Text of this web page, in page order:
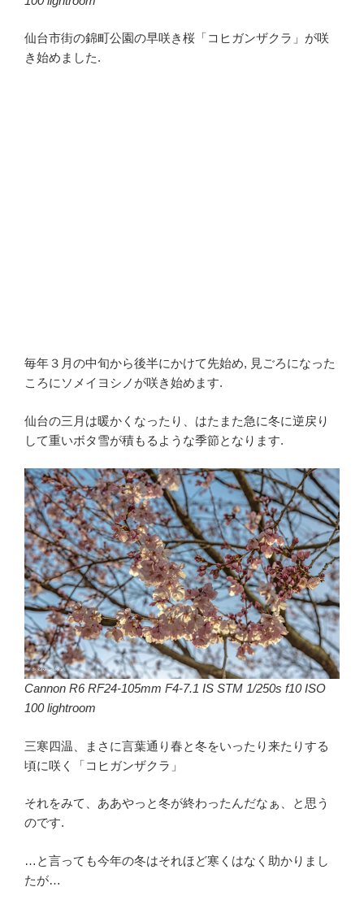
仙台市街の錦町公園の早咲き桜「コヒガンザクラ」が咲
き始めました.
毎年３月の中旬から後半にかけて先始め, 見ごろになった
ころにソメイヨシノが咲き始めます.
仙台の三月は暖かくなったり、はたまた急に冬に逆戻り
して重いボタ雪が積もるような季節となります.
Cannon R6 RF24-105mm F4-7.1 IS STM 1/250s f10 ISO
100 lightroom
三寒四温、まさに言葉通り春と冬をいったり来たりする
頃に咲く「コヒガンザクラ」
それをみて、ああやっと冬が終わったんだなぁ、と思う
のです.
…と言っても今年の冬はそれほど寒くはなく助かりまし
たが…